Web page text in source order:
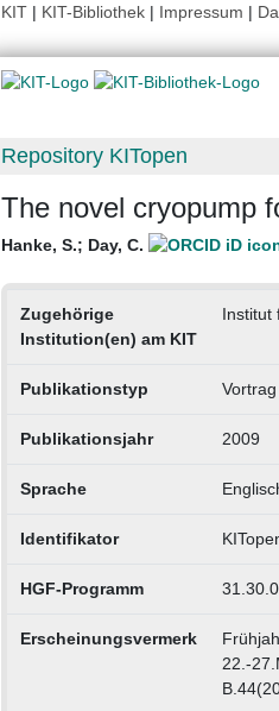
KIT | KIT-Bibliothek | Impressum |
Repository KITopen
The novel cryopump
Hanke, S.; Day, C.
Zugehörige
Institution(en) am KIT
Institut
Publikationstyp Vortrag
Publikationsjahr 2009
Sprache
Identifikator
HGF-Programm
Erscheinungsvermerk
22.-